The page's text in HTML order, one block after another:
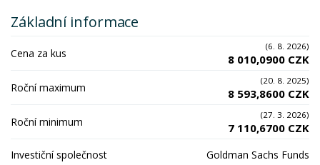
Základní informace
Cena za kus (6. 8. 2026)
8 010,0900 CZK
Roční maximum (20. 8. 2025)
8 593,8600 CZK
Roční minimum (27. 3. 2026)
7 110,6700 CZK
Investiční společnost Goldman Sachs Funds